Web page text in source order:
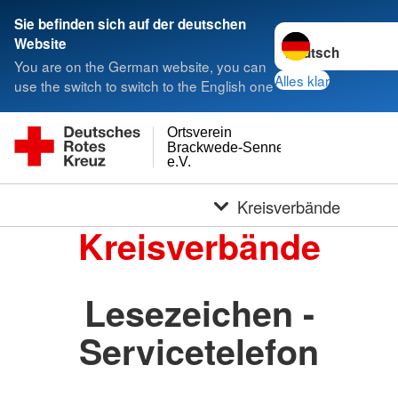
Sie befinden sich auf der deutschen
Website
You are on the German website, you can
use the switch to switch to the English one
Sprache wechseln
Alles klar
e.V.
Brackwede-Senneraum
Ortsverein
Kreisverbände
Kreisverbände
Lesezeichen -
Servicetelefon